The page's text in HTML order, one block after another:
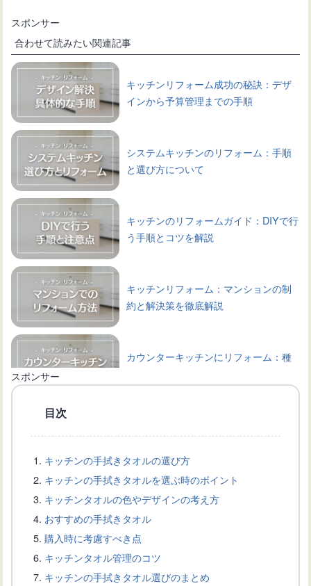
スポンサー
合わせて読みたい関連記事
キッチンリフォーム成功の秘訣：デザ
インから予算管理までの手順
システムキッチンのリフォーム：手順
と選び方について
キッチンのリフォームガイド：DIYで行
う手順とコツを解説
キッチンリフォーム：マンションの制
約と解決策を徹底解説
カウンターキッチンにリフォーム：種
功するためのポイント
キッチンスペースを最大限に利用する
マグネット式の棚の活用方法
キッチンの壁にマグネットをつけた
い！設置方法と製品選びのコツ
スポンサー
目次
キッチンの手拭きタオルの選び方
キッチンの手拭きタオルを選ぶ時のポイント
キッチンタオルの色やデザインの考え方
おすすめの手拭きタオル
購入時に考慮すべき点
キッチンタオル管理のコツ
キッチンの手拭きタオル選びのまとめ